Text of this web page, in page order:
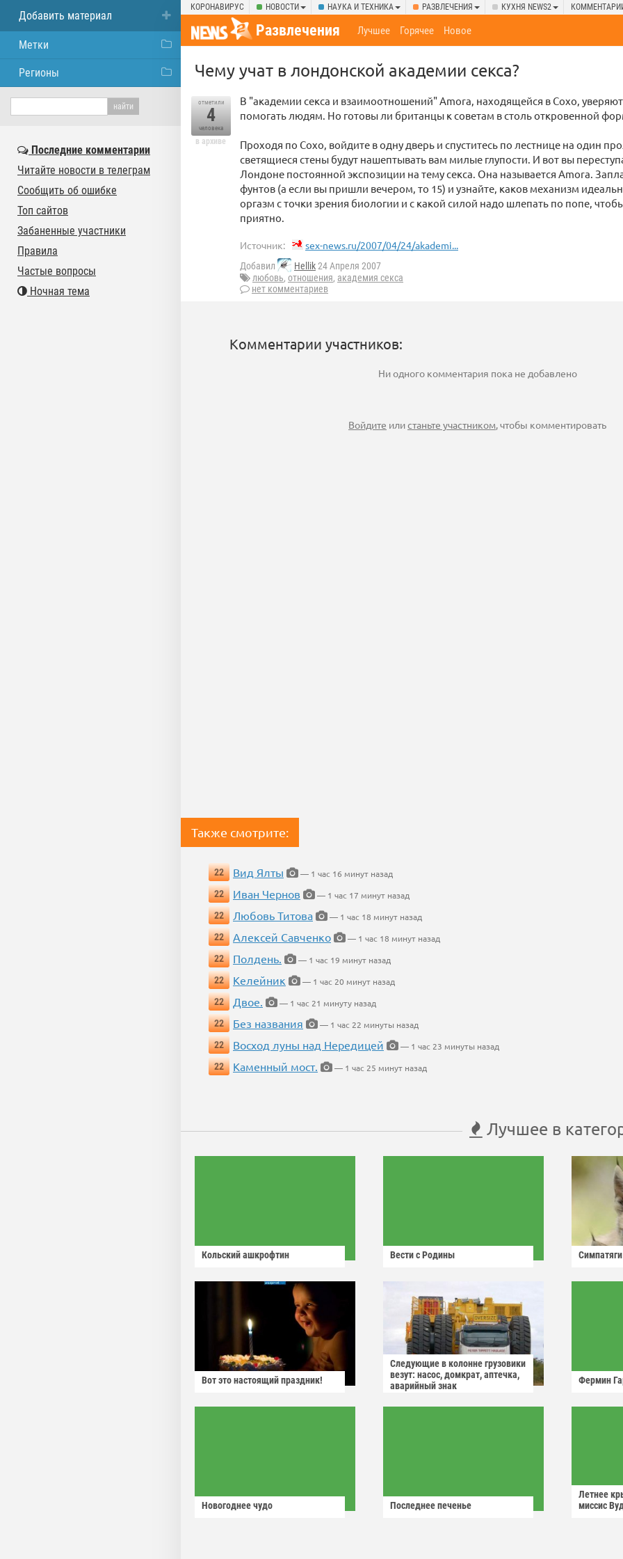
КОРОНАВИРУС НОВОСТИ НАУКА И ТЕХНИКА РАЗВЛЕЧЕНИЯ КУХНЯ NEWS2
Развлечения Лучшее Горячее Новое
Чему учат в лондонской академии секса?
отметили
4
человека
в архиве
В "академии секса и взаимоотношений" Amora, находящейся в Сохо,
помогать людям. Но готовы ли британцы к советам в столь откровенной
Проходя по Сохо, войдите в одну дверь и спуститесь по лестнице на один
светящиеся стены будут нашептывать вам милые глупости. И вот вы
Лондоне постоянной экспозиции на тему секса. Она называется Amora.
фунтов (а если вы пришли вечером, то 15) и узнайте, каков механизм
оргазм с точки зрения биологии и с какой силой надо шлепать по попе,
приятно.
Источник: sex-news.ru/2007/04/24/akademi...
Добавил Hellik24 Апреля 2007
любовь, отношения, академия секса
нет комментариев
Комментарии участников:
Ни одного комментария пока не добавлено
Войдите илистаньте участником, чтобы комментировать
Также смотрите:
22 Вид Ялты
— 1 час 16 минут назад
22
Иван Чернов
— 1 час 17 минут назад
22
Любовь Титова
— 1 час 18 минут назад
22
Алексей Савченко
— 1 час 18 минут назад
22
Полдень.
— 1 час 19 минут назад
22
Келейник
— 1 час 20 минут назад
22
Двое.
— 1 час 21 минуту назад
22
Без названия
— 1 час 22 минуты назад
22
Восход луны над Нередицей
— 1 час 23 минуты назад
22
Каменный мост. — 1 час 25 минут назад
Лучшее в
Кольский ашкрофтин Вести с Родины Симпатяги
Вот это настоящий праздник!
Следующие в колонне грузовики
везут: насос, домкрат, аптечка,
аварийный знак
Фермин
Новогоднее чудо Последнее печенье
Летнее
миссис
Добавить материал
Метки
Регионы
Последние комментарии
Читайте новости в телеграм
Сообщить об ошибке
Топ сайтов
Забаненные участники
Правила
Частые вопросы
Ночная тема